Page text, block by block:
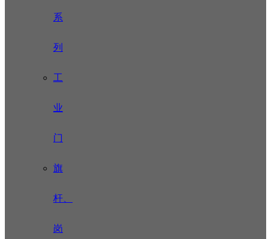
系
列
工
业
门
旗
杆、
岗